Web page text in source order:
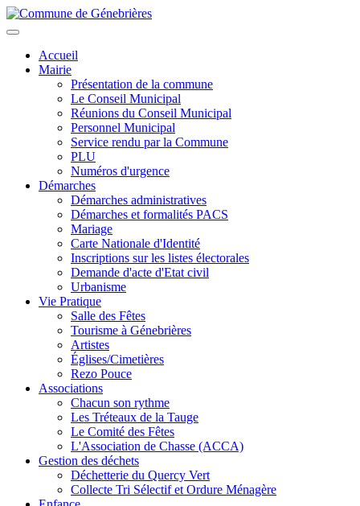
Aller
au
principal
Toggle
navigationAccueil
Mairie
Présentation de la commune
Le Conseil Municipal
Réunions du Conseil Municipal
Personnel Municipal
Service rendu par la Commune
PLU
Numéros d'urgence
Démarches
Démarches administratives
Démarches et formalités PACS
Mariage
Carte Nationale d'Identité
Inscriptions sur les listes électorales
Demande d'acte d'Etat civil
Urbanisme
Vie Pratique
Salle des Fêtes
Tourisme à Génebrières
Artistes
Églises/Cimetières
Rezo Pouce
Associations
Chacun son rythme
Les Tréteaux de la Tauge
Le Comité des Fêtes
L'Association de Chasse (ACCA)
Gestion des déchets
Déchetterie du Quercy Vert
Collecte Tri Sélectif et Ordure Ménagère